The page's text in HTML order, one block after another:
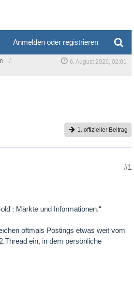
Anmelden oder registrieren
6. August 2026, 02:01
1. offizieller Beitrag
#1
: Märkte und Informationen.“
oftmals Postings etwas weit vom
ein, in dem persönliche